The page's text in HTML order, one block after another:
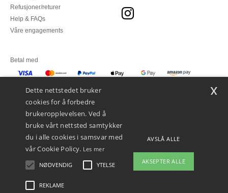
Refusjoner/returer
Help & FAQs
Våre engagements
Betal med
Juridiske merknader
Dette nettstedet bruker
cookies for å forbedre
brukeropplevelsen. Ved å
bruke vårt nettsted samtykker
du i alle cookies i samsvar med
vår Cookie Policy. Les mer
NØDVENDIG YTELSE
REKLAME
AVSLÅ ALLE
AKSEPTER ALLE
x